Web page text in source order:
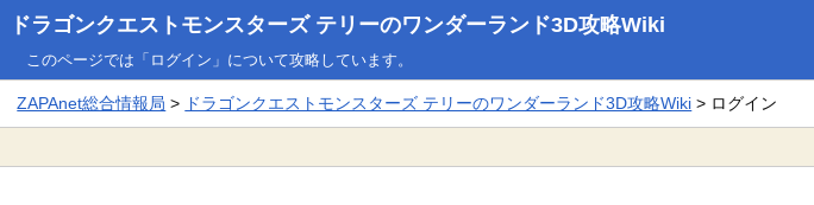
ドラゴンクエストモンスターズ テリーのワンダーランド3D攻略Wiki
このページでは「ログイン」について攻略しています。
ZAPAnet総合情報局 > ドラゴンクエストモンスターズ テリーのワンダーランド3D攻略Wiki > ログイン